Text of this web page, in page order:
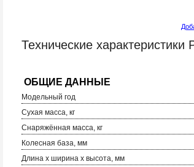
Технические характеристики
Модельный год
Сухая масса, кг
Снаряжённая масса, кг
Колесная база, мм
Длина х ширина х высота, мм